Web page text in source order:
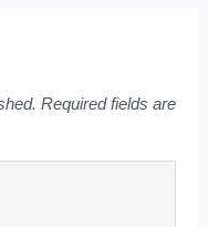
Required fields are